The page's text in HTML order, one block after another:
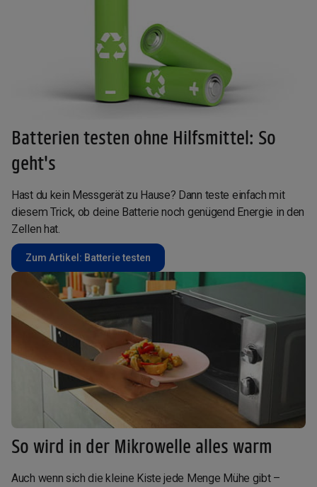
Batterien testen ohne Hilfsmittel: So
geht's
Hast du kein Messgerät zu Hause? Dann teste einfach mit
diesem Trick, ob deine Batterie noch genügend Energie in den
Zellen hat.
Zum Artikel: Batterie testen
So wird in der Mikrowelle alles warm
Auch wenn sich die kleine Kiste jede Menge Mühe gibt –